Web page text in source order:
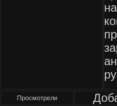
Просмотрели